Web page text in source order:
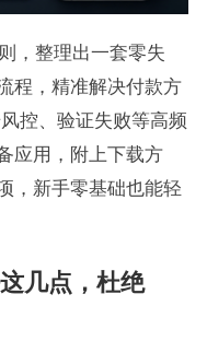
，整理出一套零失
程，精准解决付款方
控、验证失败等高频
应用，附上下载方
，新手零基础也能轻
几点，杜绝